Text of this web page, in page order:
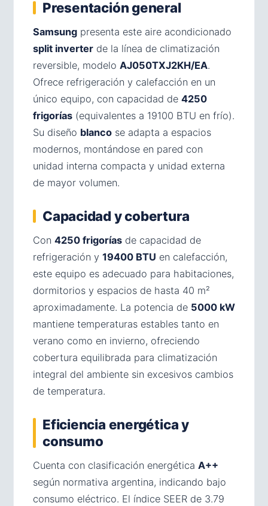
Presentación general
Samsung presenta este aire acondicionado
split inverter de la línea de climatización
reversible, modelo AJ050TXJ2KH/EA.
Ofrece refrigeración y calefacción en un
único equipo, con capacidad de 4250
frigorías (equivalentes a 19100 BTU en frío).
Su diseño blanco se adapta a espacios
modernos, montándose en pared con
unidad interna compacta y unidad externa
de mayor volumen.
Capacidad y cobertura
Con 4250 frigorías de capacidad de
refrigeración y 19400 BTU en calefacción,
este equipo es adecuado para habitaciones,
dormitorios y espacios de hasta 40 m²
aproximadamente. La potencia de 5000 kW
mantiene temperaturas estables tanto en
verano como en invierno, ofreciendo
cobertura equilibrada para climatización
integral del ambiente sin excesivos cambios
de temperatura.
Eficiencia energética y
consumo
Cuenta con clasificación energética A++
según normativa argentina, indicando bajo
consumo eléctrico. El índice SEER de 3.79